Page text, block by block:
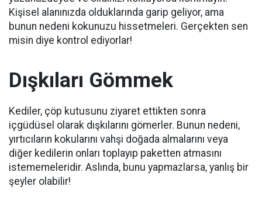
Kişisel alanınızda olduklarında garip geliyor, ama
bunun nedeni kokunuzu hissetmeleri. Gerçekten sen
misin diye kontrol ediyorlar!
Dışkıları Gömmek
Kediler, çöp kutusunu ziyaret ettikten sonra
içgüdüsel olarak dışkılarını gömerler. Bunun nedeni,
yırtıcıların kokularını vahşi doğada almalarını veya
diğer kedilerin onları toplayıp paketten atmasını
istememeleridir. Aslında, bunu yapmazlarsa, yanlış bir
şeyler olabilir!